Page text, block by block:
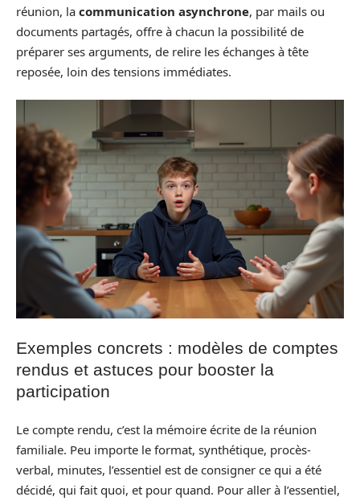
réunion, la communication asynchrone, par mails ou
documents partagés, offre à chacun la possibilité de
préparer ses arguments, de relire les échanges à tête
reposée, loin des tensions immédiates.
Exemples concrets : modèles de comptes
rendus et astuces pour booster la
participation
Le compte rendu, c’est la mémoire écrite de la réunion
familiale. Peu importe le format, synthétique, procès-
verbal, minutes, l’essentiel est de consigner ce qui a été
décidé, qui fait quoi, et pour quand. Pour aller à l’essentiel,